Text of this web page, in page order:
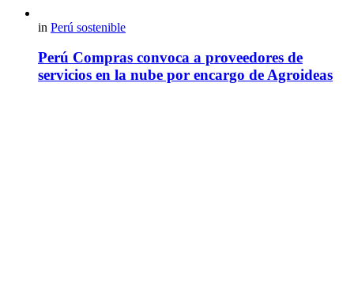
in Perú sostenible
Perú Compras convoca a proveedores de
servicios en la nube por encargo de Agroideas